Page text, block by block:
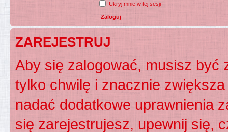
Ukryj mnie w tej sesji
ZAREJESTRUJ
Aby się zalogować, musisz być
tylko chwilę i znacznie
nadać dodatkowe uprawnienia
się zarejestrujesz, upewnij się,